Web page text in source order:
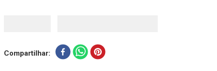
Compartilhar